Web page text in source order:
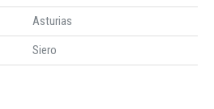
Asturias
Siero